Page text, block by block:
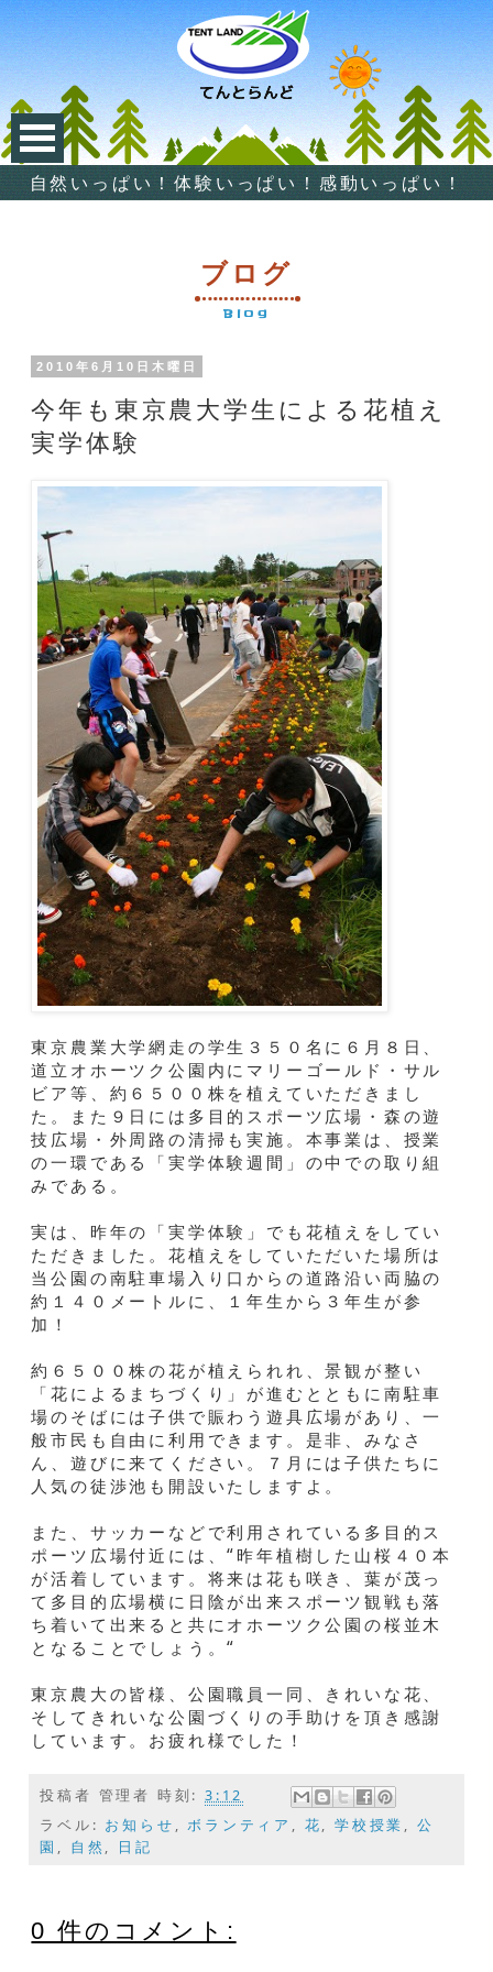
自然いっぱい！体験いっぱい！感動いっぱい！
ブログ
Blog
2010年6月10日木曜日
今年も東京農大学生による花植え
実学体験
東京農業大学網走の学生３５０名に６月８日、
道立オホーツク公園内にマリーゴールド・サル
ビア等、約６５００株を植えていただきまし
た。また９日には多目的スポーツ広場・森の遊
技広場・外周路の清掃も実施。本事業は、授業
の一環である「実学体験週間」の中での取り組
みである。
実は、昨年の「実学体験」でも花植えをしてい
ただきました。花植えをしていただいた場所は
当公園の南駐車場入り口からの道路沿い両脇の
約１４０メートルに、１年生から３年生が参
加！
約６５００株の花が植えられれ、景観が整い
「花によるまちづくり」が進むとともに南駐車
場のそばには子供で賑わう遊具広場があり、一
般市民も自由に利用できます。是非、みなさ
ん、遊びに来てください。７月には子供たちに
人気の徒渉池も開設いたしますよ。
また、サッカーなどで利用されている多目的ス
ポーツ広場付近には、“昨年植樹した山桜４０本
が活着しています。将来は花も咲き、葉が茂っ
て多目的広場横に日陰が出来スポーツ観戦も落
ち着いて出来ると共にオホーツク公園の桜並木
となることでしょう。“
東京農大の皆様、公園職員一同、きれいな花、
そしてきれいな公園づくりの手助けを頂き感謝
しています。お疲れ様でした！
投稿者 管理者 時刻:3:12
ラベル: お知らせ ,ボランティア , 花,学校授業 , 公
園 , 自然, 日記
0 件のコメント: